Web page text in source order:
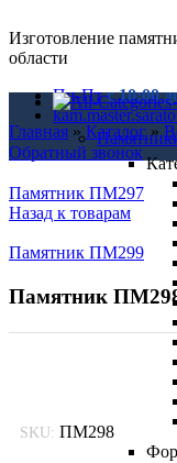
Изготовление
области
Пн-Птс 10:00
Обратный звонок
Главная »Каталог»
Памятник ПМ297
Назад к товарам
Памятник ПМ299
Памятник
SKU: ПМ298